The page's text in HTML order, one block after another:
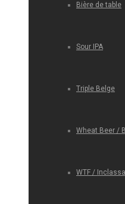
Bière de table
Sour IPA
Triple Belge
Wheat Beer /
WTF /